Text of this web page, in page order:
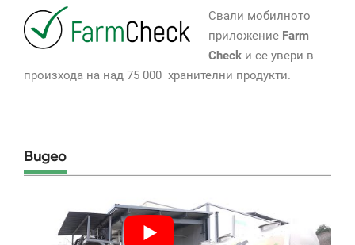
Свали мобилното
приложение Farm
Checkи се увери в
произхода на над 75 000 хранителни продукти.
Видео